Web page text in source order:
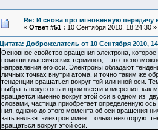
Re: И снова про мгновенную
« Ответ #51 : 10 Сентября 2010, 18:24:30 »
Цитата: Доброжелатель от 10 Сентября 2010,
Основное свойство вращения электрона,
помощи классических терминов,- это
направления его оси. Электроны обладают
личных точках внутри атома, и точно таким же
тенденции вращаться вокруг той или иной оси.
выбрать некую ось и произвести измерения, как
вращается именно вокруг этой оси в одном из
словами, частица приобретает определенную
ния, однако до этого момента об оси вращения
зать нельзя: электрон имеет только некоторую
вращаться вокруг этой оси.